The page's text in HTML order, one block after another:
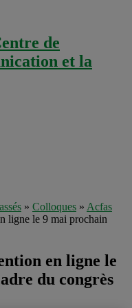
de
et la
» Colloques » Acfas
ligne le 9 mai prochain
en ligne le
du congrès